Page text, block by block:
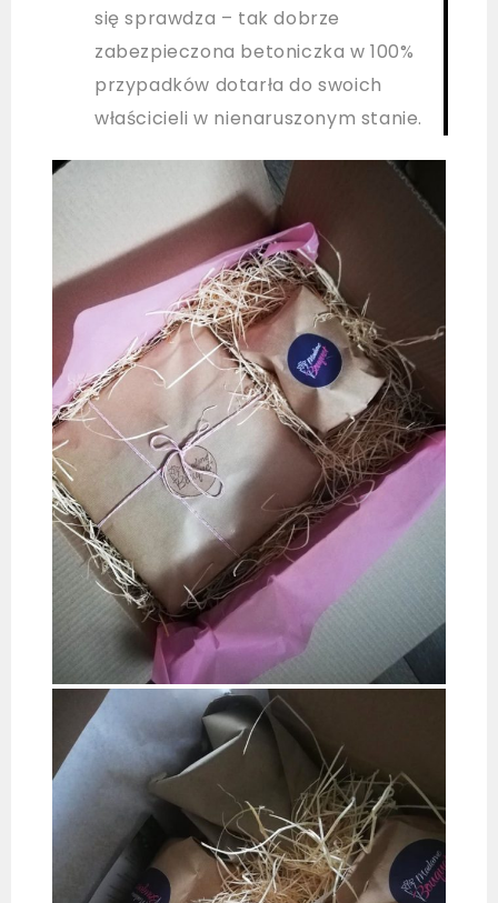
się sprawdza – tak dobrze
zabezpieczona betoniczka w 100%
przypadków dotarła do swoich
właścicieli w nienaruszonym stanie.